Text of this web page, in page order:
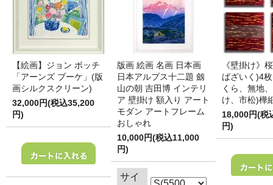
【絵画】ジョン ボッチ
「アーンズ ブーケ」(版
画シルクスクリーン)
32,000円(税込35,200
円)
版画 絵画 名画 日本画
日本アルプス十二題 劔
山の朝 吉田博 インテリ
ア 壁掛け 額入り アート
モダン アートフレーム
おしゃれ
10,000円(税込11,000
円)
サイ
《壁掛け》
ばざいく)4
くら、無地
け、市松)樺
18,000円(税
円)